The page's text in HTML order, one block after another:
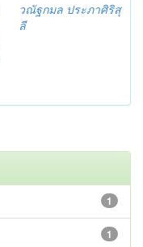
วณัฐกมล ประภาศิริสุ
ลี
1
1